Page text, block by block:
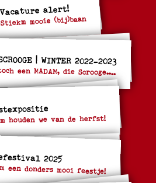
Vacature alert!
Stiekm mooie (bij)baan
| WINTER 2022-2023
een MADAM, die Scrooge....
houden we van de herfst!
2025
een donders mooi feestje!